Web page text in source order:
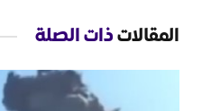
المقالاتذات الصلة